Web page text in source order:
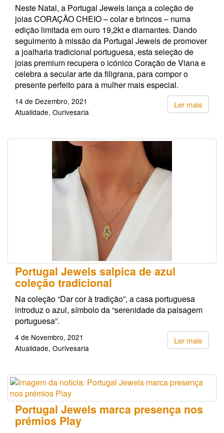
Neste Natal, a Portugal Jewels lança a coleção de
joias CORAÇÃO CHEIO – colar e brincos – numa
edição limitada em ouro 19,2kt e diamantes. Dando
seguimento à missão da Portugal Jewels de promover
a joalharia tradicional portuguesa, esta seleção de
joias premium recupera o icónico Coração de Viana e
celebra a secular arte da filigrana, para compor o
presente perfeito para a mulher mais especial.
Ler mais
14 de Dezembro, 2021
Atualidade Ourivesaria
Portugal Jewels salpica de azul
coleção tradicional
Na coleção “Dar cor à tradição”, a casa portuguesa
introduz o azul, símbolo da “serenidade da paisagem
portuguesa”.
Ler mais
4 de Novembro, 2021
Atualidade Ourivesaria
Portugal Jewels marca presença nos
prémios Play